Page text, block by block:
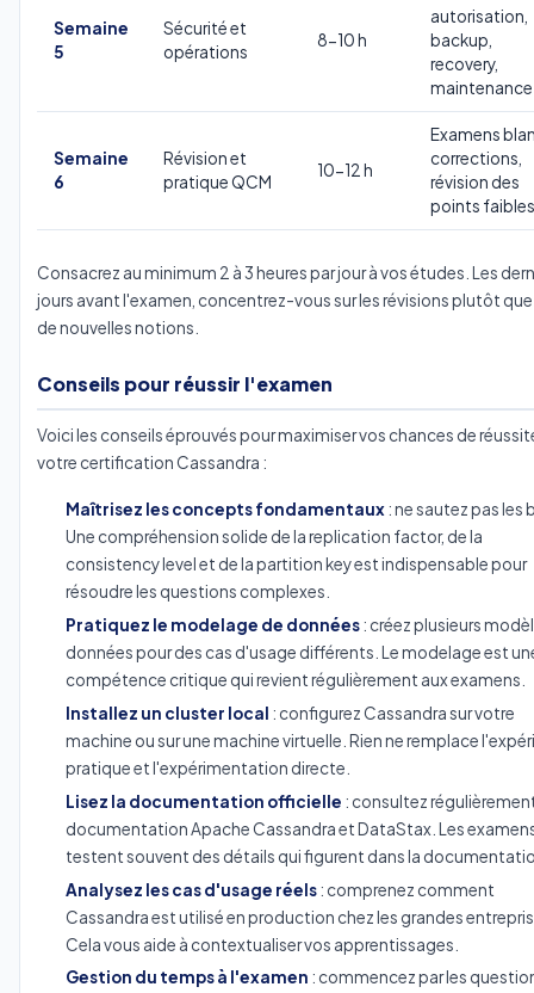
Semaine
5
Sécurité et
opérations
8-10 h
autorisation,
backup,
recovery,
maintenance
Semaine
6
Révision et
pratique QCM
10-12 h
Examens
corrections,
révision des
points faibles
Consacrez au minimum 2 à 3 heures par jour à vos études. Les
jours avant l'examen, concentrez-vous sur les révisions plutôt que
de nouvelles notions.
Conseils pour réussir l'examen
Voici les conseils éprouvés pour maximiser vos chances de
votre certification Cassandra :
Maîtrisez les concepts fondamentaux: ne sautez pas les
Une compréhension solide de la replication factor, de la
consistency level et de la partition key est indispensable pour
résoudre les questions complexes.
Pratiquez le modelage de données: créez plusieurs
données pour des cas d'usage différents. Le modelage est
compétence critique qui revient régulièrement aux examens.
Installez un cluster local : configurez Cassandra sur votre
machine ou sur une machine virtuelle. Rien ne remplace
pratique et l'expérimentation directe.
Lisez la documentation officielle : consultez
documentation Apache Cassandra et DataStax. Les
testent souvent des détails qui figurent dans la
Analysez les cas d'usage réels: comprenez comment
Cassandra est utilisé en production chez les grandes
Cela vous aide à contextualiser vos apprentissages.
Gestion du temps à l'examen : commencez par les